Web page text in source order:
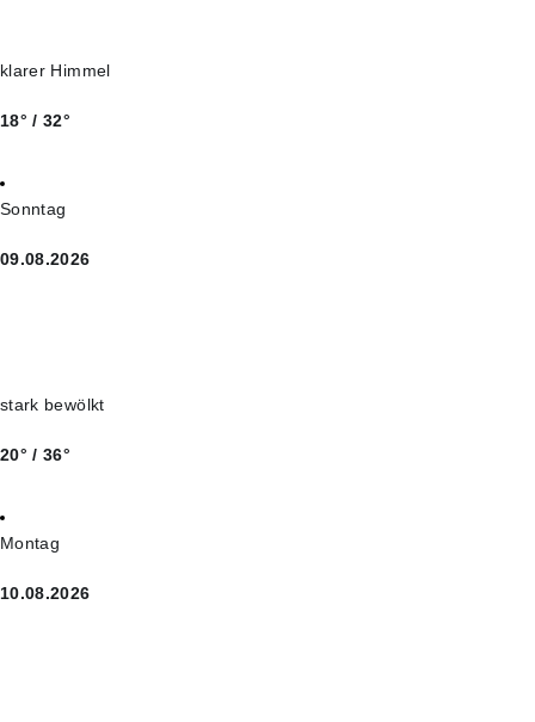
klarer Himmel
18° / 32°
Sonntag
09.08.2026
stark bewölkt
20° / 36°
Montag
10.08.2026